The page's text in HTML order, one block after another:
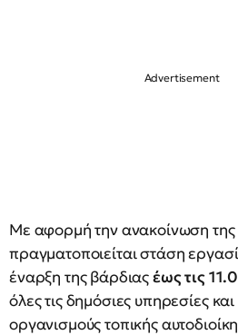
Με αφορμή την ανακοίνωση της
πραγματοποιείται στάση
έναρξη της βάρδιαςέως τις
όλες τις δημόσιες υπηρεσίες
οργανισμούς τοπικής